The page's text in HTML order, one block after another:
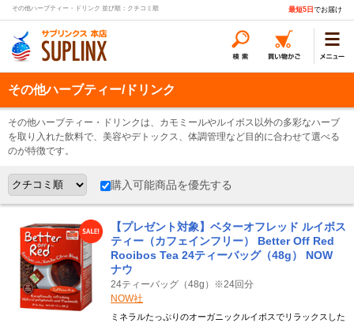
その他ハーブティー・ドリンク 並び順：クチコミ順 最短5日 でお届け
その他ハーブティー/ドリンク
その他ハーブティー・ドリンクは、カモミールやルイボス以外の多彩なハーブ
を取り入れた飲料で、美容やデトックス、体調管理など目的に合わせて選べる
のが特徴です。
購入可能商品を優先する
【プレゼント対象】ベターオフレッド ルイボス
ティー（カフェインフリー） Better Off Red
Rooibos Tea 24ティーバッグ（48g） NOW
ナウ
24ティーバッグ（48g）※24回分
NOW社
ミネラルたっぷりのオーガニックルイボスでリラックスした